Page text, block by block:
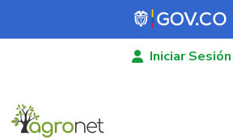
Pasar al contenido principal
Iniciar Sesión